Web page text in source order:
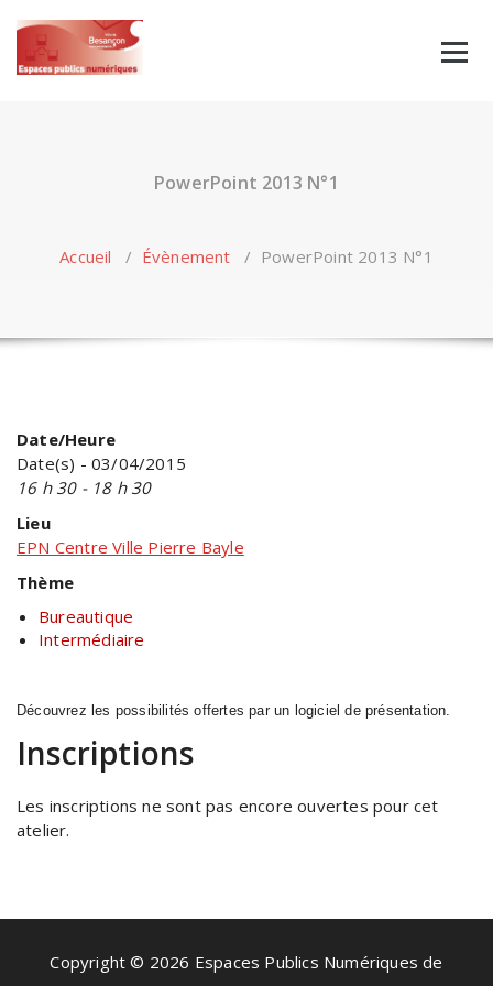
content
PowerPoint 2013 N°1
Accueil / Évènement / PowerPoint 2013 N°1
Date/Heure
Date(s) - 03/04/2015
16 h 30 - 18 h 30
Lieu
EPN Centre Ville Pierre Bayle
Thème
Bureautique
Intermédiaire
Découvrez les possibilités offertes par un logiciel de présentation.
Inscriptions
Les inscriptions ne sont pas encore ouvertes pour cet
atelier.
Copyright © 2026 Espaces Publics Numériques de